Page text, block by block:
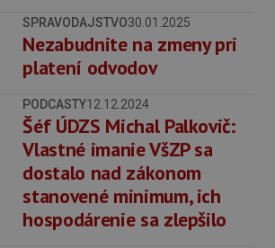
SPRAVODAJSTVO30.01.2025
Nezabudnite na zmeny pri
platení odvodov
PODCASTY12.12.2024
Šéf ÚDZS Michal Palkovič:
Vlastné imanie VšZP sa
dostalo nad zákonom
stanovené minimum, ich
hospodárenie sa zlepšilo